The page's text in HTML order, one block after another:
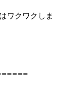
ワクワクしま